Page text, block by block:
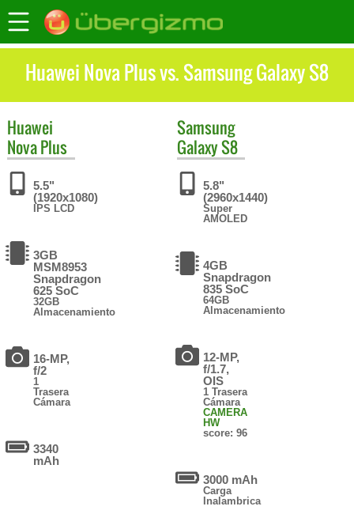
Huawei Nova Plus vs. Samsung Galaxy S8
Huawei
Nova Plus
5.5"
(1920x1080)
IPS LCD
3GB
MSM8953
Snapdragon
625 SoC
32GB
Almacenamiento
16-MP,
f/2
1
Trasera
Cámara
3340
mAh
Samsung
Galaxy S8
5.8"
(2960x1440)
Super
AMOLED
4GB
Snapdragon
835 SoC
64GB
Almacenamiento
12-MP,
f/1.7,
OIS
1 Trasera
Cámara
CAMERA
HW
score: 96
3000 mAh
Carga
Inalambrica